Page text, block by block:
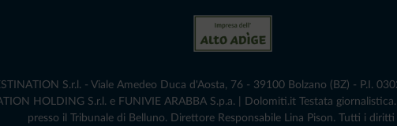
S.r.l. - Viale Amedeo Duca d'Aosta, 76 - 39100 Bolzano (BZ) - P.I.
HOLDING S.r.l. e FUNIVIE ARABBA S.p.a. | Dolomiti.it Testata
presso il Tribunale di Belluno.­ Direttore Responsabile Lina Pison. Tutti i